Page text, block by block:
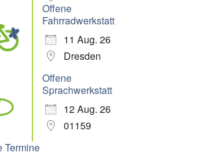
Offene
Fahrradwerkstatt
11 Aug. 26
Dresden
Offene
Sprachwerkstatt
12 Aug. 26
01159
Termine